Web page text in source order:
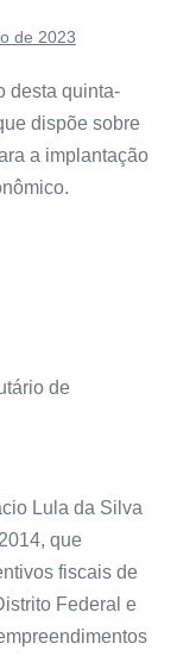
de 2023
desta quinta-
dispõe sobre
a implantação
de
Lula da Silva
que
fiscais de
Federal e